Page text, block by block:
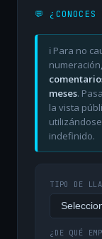
💬 ¿CONOCES
ℹ️ Para no
meses.
la vista
indefinido.
TIPO DE
¿DE QUÉ